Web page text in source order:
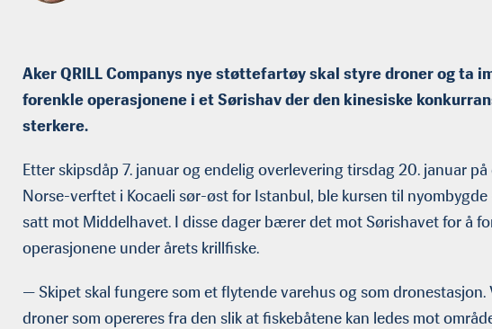
Aker QRILL Companys nye støttefartøy skal styre droner og ta
forenkle operasjonene i et Sørishav der den kinesiske
sterkere.
Etter skipsdåp 7. januar og endelig overlevering tirsdag 20. januar
Norse-verftet i Kocaeli sør-øst for Istanbul, ble kursen til
satt mot Middelhavet. I disse dager bærer det mot Sørishavet for å
operasjonene under årets krillfiske.
— Skipet skal fungere som et flytende varehus og som dronestasjon.
droner som opereres fra den slik at fiskebåtene kan ledes mot